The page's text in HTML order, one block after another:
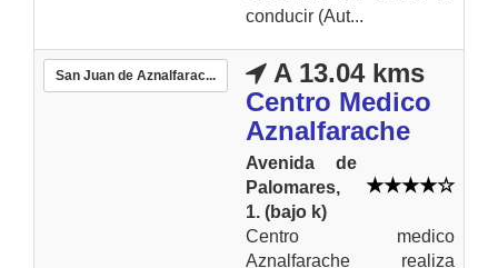
conducir (Aut...
San Juan de Aznalfarac...
A 13.04 kms
Centro Medico
Aznalfarache
Avenida de
Palomares,
1. (bajo k)
Centro medico
Aznalfarache realiza